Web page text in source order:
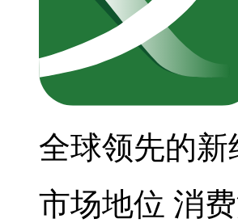
全球领先的
市场地位 消